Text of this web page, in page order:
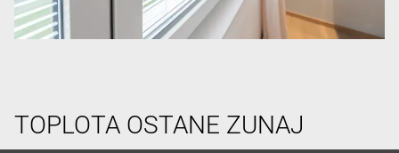
TOPLOTA OSTANE ZUNAJ